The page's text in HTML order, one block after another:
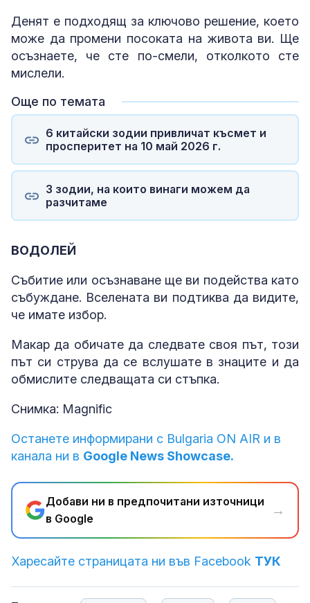
Денят е подходящ за ключово решение, което
може да промени посоката на живота ви. Ще
осъзнаете, че сте по-смели, отколкото сте
мислели.
Още по темата
6 китайски зодии привличат късмет и
просперитет на 10 май 2026 г.
3 зодии, на които винаги можем да
разчитаме
ВОДОЛЕЙ
Събитие или осъзнаване ще ви подейства като
събуждане. Вселената ви подтиква да видите,
че имате избор.
Макар да обичате да следвате своя път, този
път си струва да се вслушате в знаците и да
обмислите следващата си стъпка.
Снимка: Magnific
Останете информирани с Bulgaria ON AIR и в
канала ни в Google News Showcase.
Добави ни в предпочитани източници
в Google
→
Харесайте страницата ни във Facebook ТУК